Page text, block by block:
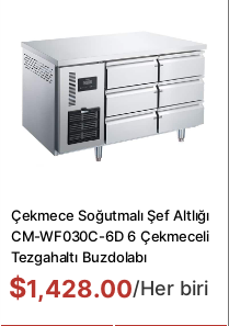
Çekmece Soğutmalı Şef Altlığı
CM-WF030C-6D 6 Çekmeceli
Tezgahaltı Buzdolabı
$1,428.00/Her biri